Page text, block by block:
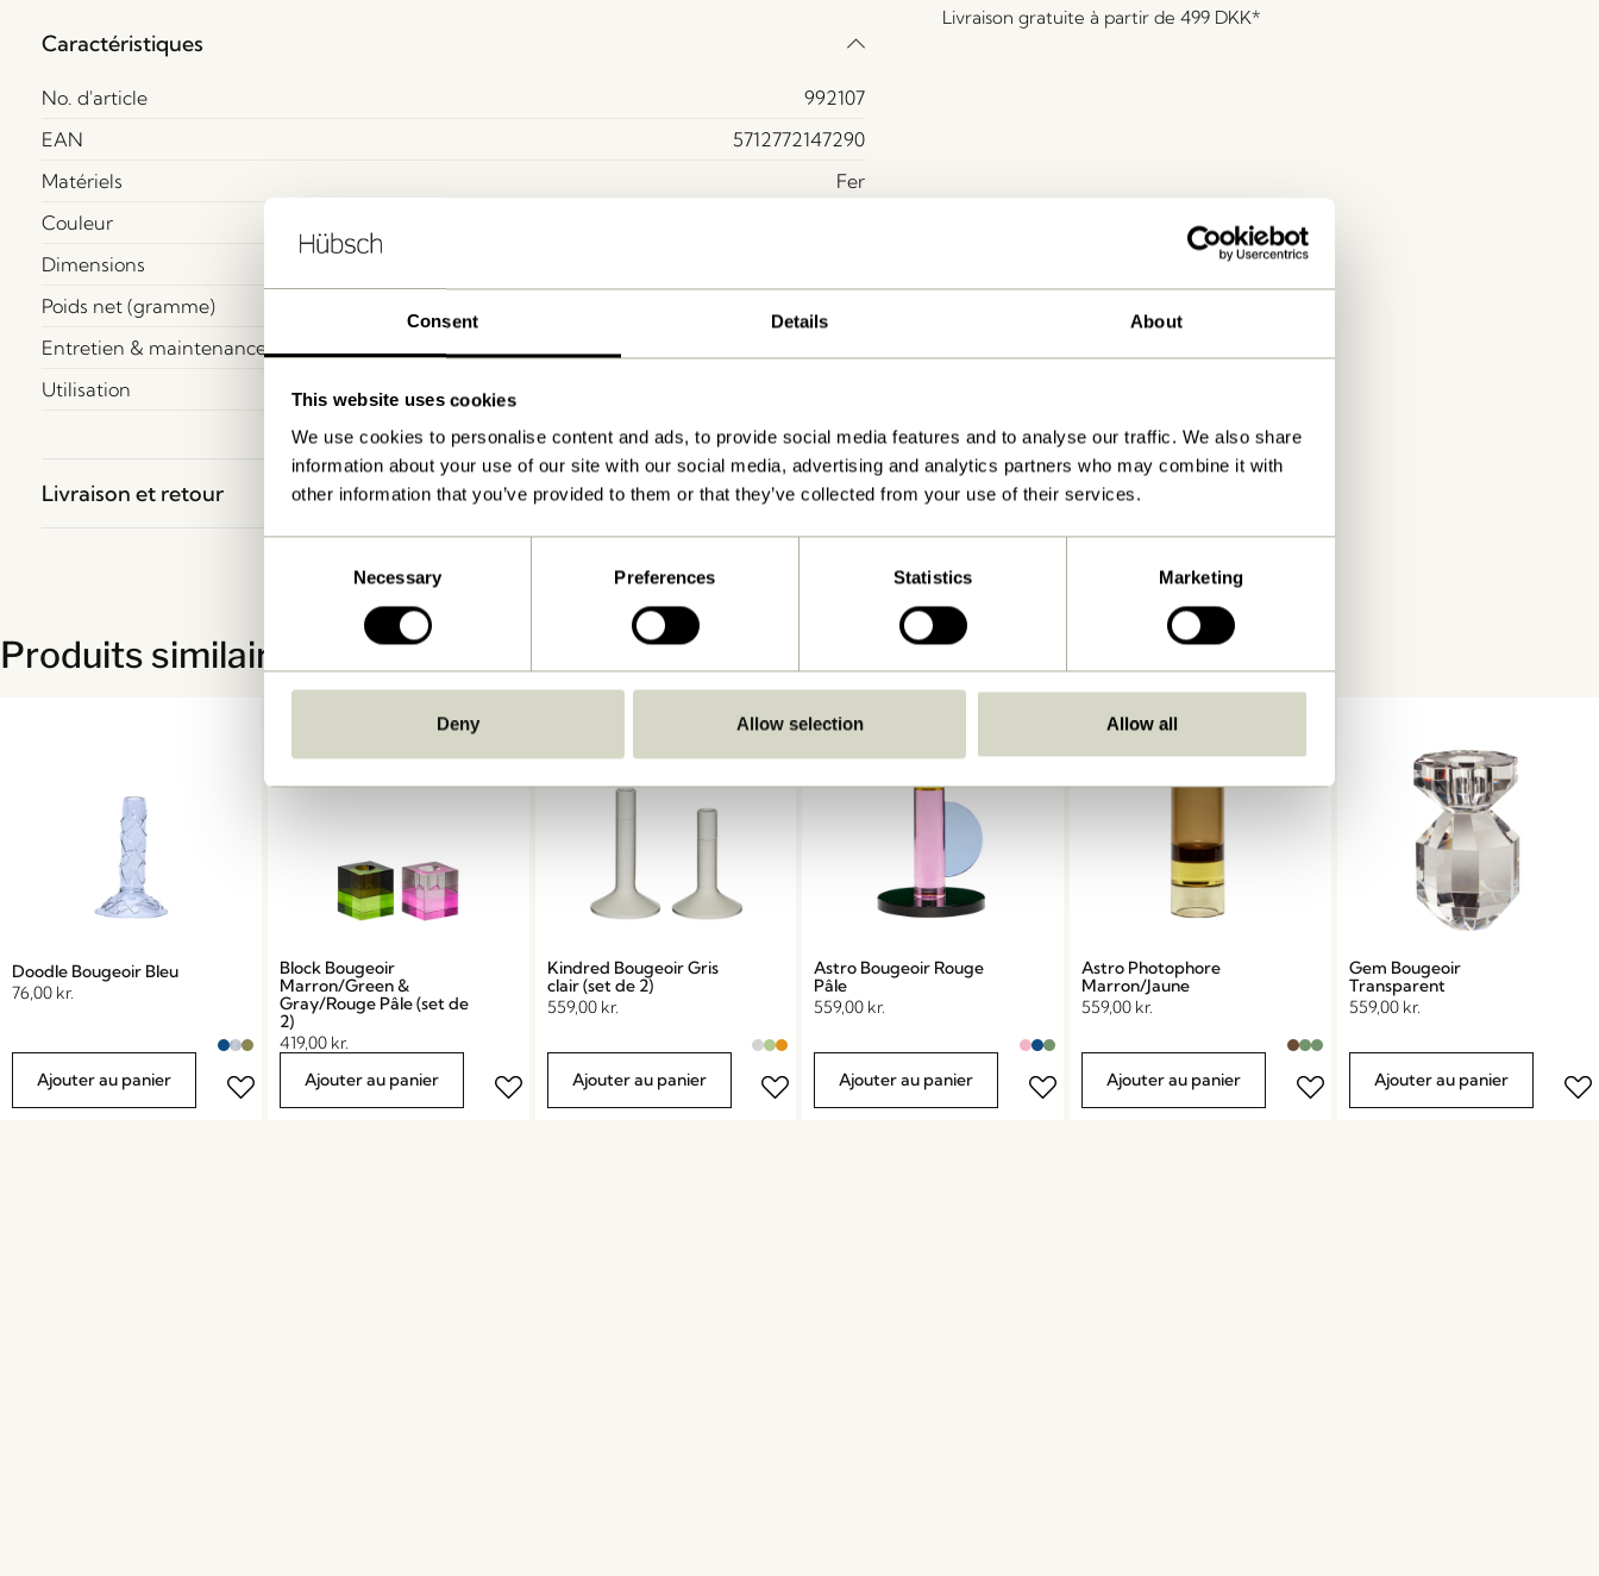
Consent Details About
This website uses cookies
We use cookies to personalise content and ads, to provide social media features and to analyse our traffic. We also share
information about your use of our site with our social media, advertising and analytics partners who may combine it with
other information that you’ve provided to them or that they’ve collected from your use of their services.
Necessary Preferences Statistics Marketing
Deny Allow selection Allow all
Caractéristiques
No. d'article
992107
EAN
5712772147290
Matériels
Fer
Couleur
Dimensions
Poids net (gramme)
Entretien & maintenance
Utilisation
Livraison et retour
Livraison gratuite à partir de 499 DKK*
Produits similaires
Doodle Bougeoir Bleu
76,00 kr.
Ajouter au panier
Block Bougeoir
Marron/Green &
Gray/Rouge Pâle (set de
2)
419,00 kr.
Ajouter au panier
Kindred Bougeoir Gris
clair (set de 2)
559,00 kr.
Ajouter au panier
Astro Bougeoir Rouge
Pâle
559,00 kr.
Ajouter au panier
Astro Photophore
Marron/Jaune
559,00 kr.
Ajouter au panier
Gem Bougeoir
Transparent
559,00 kr.
Ajouter au panier